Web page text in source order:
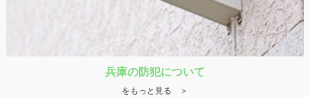
兵庫の防犯について
をもっと見る ＞